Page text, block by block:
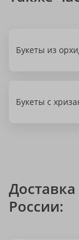
Букеты из
Букеты с
России: